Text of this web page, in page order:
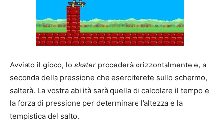
Avviato il gioco, lo skater procederà orizzontalmente e, a
seconda della pressione che eserciterete sullo schermo,
salterà. La vostra abilità sarà quella di calcolare il tempo e
la forza di pressione per determinare l’altezza e la
tempistica del salto.